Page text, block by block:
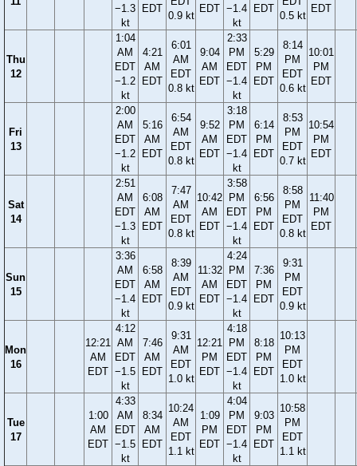
−1.3
kt
EDT
0.9 kt
EDT −1.4
kt
EDT
0.5 kt
EDT
Thu
12
1:04
AM
EDT
−1.2
kt
4:21
AM
EDT
6:01
AM
EDT
0.8 kt
9:04
AM
EDT
2:33
PM
EDT
−1.4
kt
5:29
PM
EDT
8:14
PM
EDT
0.6 kt
10:01
PM
EDT
Fri
13
2:00
AM
EDT
−1.2
kt
5:16
AM
EDT
6:54
AM
EDT
0.8 kt
9:52
AM
EDT
3:18
PM
EDT
−1.4
kt
6:14
PM
EDT
8:53
PM
EDT
0.7 kt
10:54
PM
EDT
Sat
14
2:51
AM
EDT
−1.3
kt
6:08
AM
EDT
7:47
AM
EDT
0.8 kt
10:42
AM
EDT
3:58
PM
EDT
−1.4
kt
6:56
PM
EDT
8:58
PM
EDT
0.8 kt
11:40
PM
EDT
Sun
15
3:36
AM
EDT
−1.4
kt
6:58
AM
EDT
8:39
AM
EDT
0.9 kt
11:32
AM
EDT
4:24
PM
EDT
−1.4
kt
7:36
PM
EDT
9:31
PM
EDT
0.9 kt
Mon
16
12:21
AM
EDT
4:12
AM
EDT
−1.5
kt
7:46
AM
EDT
9:31
AM
EDT
1.0 kt
12:21
PM
EDT
4:18
PM
EDT
−1.4
kt
8:18
PM
EDT
10:13
PM
EDT
1.0 kt
Tue
17
1:00
AM
EDT
4:33
AM
EDT
−1.5
kt
8:34
AM
EDT
10:24
AM
EDT
1.1 kt
1:09
PM
EDT
4:04
PM
EDT
−1.4
kt
9:03
PM
EDT
10:58
PM
EDT
1.1 kt